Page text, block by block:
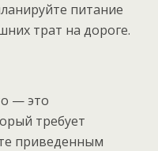
питание
трат на дороге.
— это
требует
приведенным